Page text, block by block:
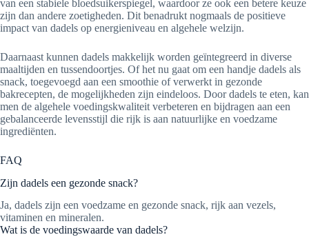
van een stabiele bloedsuikerspiegel, waardoor ze ook een betere keuze
zijn dan andere zoetigheden. Dit benadrukt nogmaals de positieve
impact van dadels op energieniveau en algehele welzijn.
Daarnaast kunnen dadels makkelijk worden geïntegreerd in diverse
maaltijden en tussendoortjes. Of het nu gaat om een handje dadels als
snack, toegevoegd aan een smoothie of verwerkt in gezonde
bakrecepten, de mogelijkheden zijn eindeloos. Door dadels te eten, kan
men de algehele voedingskwaliteit verbeteren en bijdragen aan een
gebalanceerde levensstijl die rijk is aan natuurlijke en voedzame
ingrediënten.
FAQ
Zijn dadels een gezonde snack?
Ja, dadels zijn een voedzame en gezonde snack, rijk aan vezels,
vitaminen en mineralen.
Wat is de voedingswaarde van dadels?